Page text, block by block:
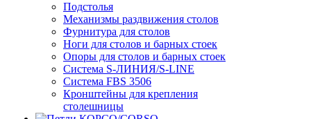
Подстолья
Механизмы раздвижения столов
Фурнитура для столов
Ноги для столов и барных стоек
Опоры для столов и барных стоек
Система S-ЛИНИЯ/S-LINE
Система FBS 3506
Кронштейны для крепления
столешницы